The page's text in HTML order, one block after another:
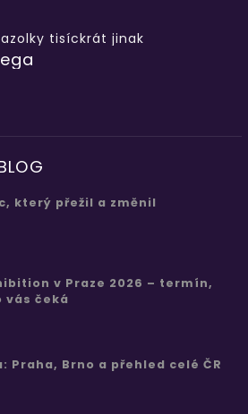
tisíckrát jinak
který přežil a změnil
v Praze 2026 – termín,
vás čeká
Praha, Brno a přehled celé ČR